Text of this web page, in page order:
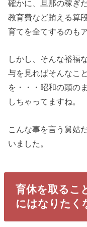
確かに、旦那の稼ぎ
教育費など賄える算
育てを全てするのも
しかし、そんな裕福
与を見ればそんなこ
を・・・昭和の頭の
しちゃってますね。
こんな事を言う舅姑
いました。
育休を取るこ
にはなりたく